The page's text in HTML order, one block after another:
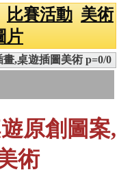
比賽活動 美術
片
,桌遊插圖美術 p=0/0
原創圖案,
術